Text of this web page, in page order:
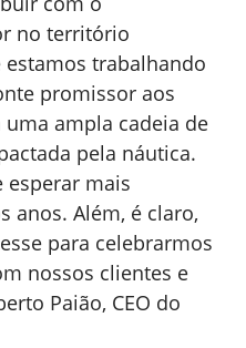
no território
estamos trabalhando
promissor aos
ampla cadeia de
pela náutica.
esperar mais
anos. Além, é claro,
para celebrarmos
nossos clientes e
Paião, CEO do